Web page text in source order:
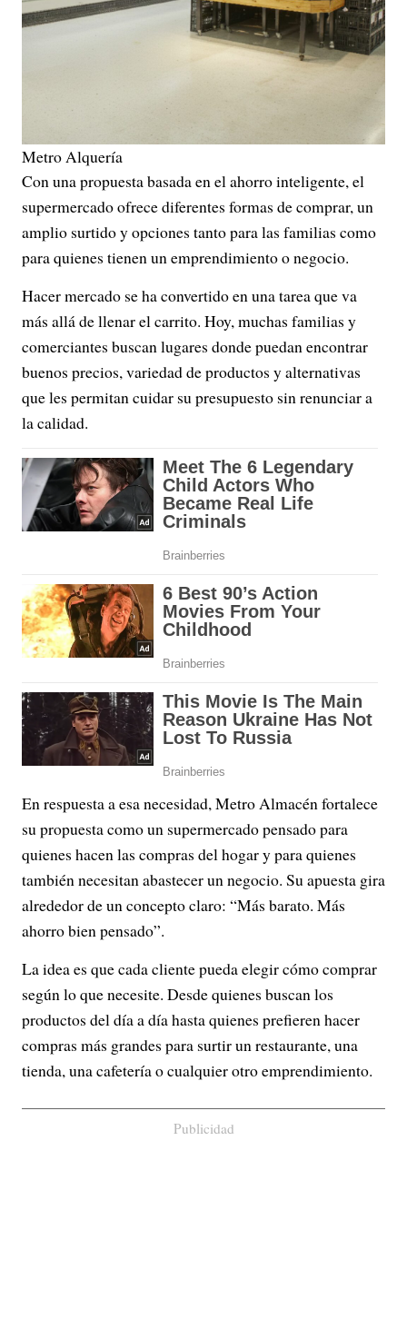
Metro Alquería
Con una propuesta basada en el ahorro inteligente, el
supermercado ofrece diferentes formas de comprar, un
amplio surtido y opciones tanto para las familias como
para quienes tienen un emprendimiento o negocio.
Hacer mercado se ha convertido en una tarea que va
más allá de llenar el carrito. Hoy, muchas familias y
comerciantes buscan lugares donde puedan encontrar
buenos precios, variedad de productos y alternativas
que les permitan cuidar su presupuesto sin renunciar a
la calidad.
En respuesta a esa necesidad, Metro Almacén fortalece
su propuesta como un supermercado pensado para
quienes hacen las compras del hogar y para quienes
también necesitan abastecer un negocio. Su apuesta gira
alrededor de un concepto claro: “Más barato. Más
ahorro bien pensado”.
La idea es que cada cliente pueda elegir cómo comprar
según lo que necesite. Desde quienes buscan los
productos del día a día hasta quienes prefieren hacer
compras más grandes para surtir un restaurante, una
tienda, una cafetería o cualquier otro emprendimiento.
Publicidad